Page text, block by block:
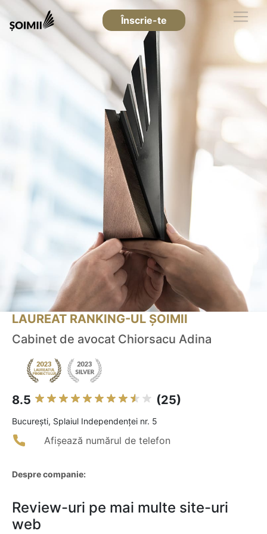
Înscrie-te
LAUREAT RANKING-UL ȘOIMII
Cabinet de avocat Chiorsacu Adina
8.5 (25)
Bucureşti, Splaiul Independenței nr. 5
Afișează numărul de telefon
Despre companie:
Review-uri pe mai multe site-uri
web